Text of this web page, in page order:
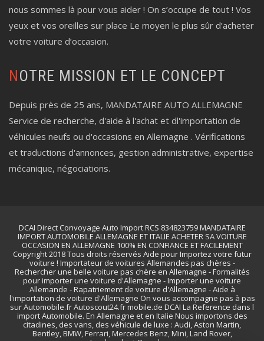
nous sommes là pour vous aider ! On s’occupe de tout ! Vos
yeux et vos oreilles sur place Le moyen le plus sûr d’acheter
votre voiture d’occasion.
NOTRE MISSION ET LE CONCEPT
Depuis près de 25 ans, MANDATAIRE AUTO ALLEMAGNE
Service de recherche, d'aide à l'achat et dl'importation de
véhicules neufs ou d'occasions en Allemagne . Vérifications
et traductions d'annonces, gestion administrative, expertise
mécanique, négociations.
DCAI Direct Convoyage Auto Import RCS 834823759 MANDATAIRE
IMPORT AUTOMOBILE ALLEMAGNE ET ITALIE ACHETER SA VOITURE
OCCASION EN ALLEMAGNE 100% EN CONFIANCE ET FACILEMENT
Copyright 2018 Tous droits réservés Aide pour Importez votre futur
voiture ! Importateur de voitures Allemandes pas chères -
Rechercher une belle voiture pas chère en Allemagne - Formalités
pour importer une voiture d'Allemagne - Importer une voiture
Allemande - Rapatriement de voiture d'Allemagne - Aide à
l'importation de voiture d'Allemagne On vous accompagne pas à pas
sur Automobile.fr Autoscout24.fr mobile.de DCAI La Reference dans l
import Automobile. En Allemagne et en Italie Nous importons des
citadines, des vans, des véhicule de luxe : Audi, Aston Martin,
Bentley, BMW, Ferrari, Mercedes Benz, Mini, Land Rover,